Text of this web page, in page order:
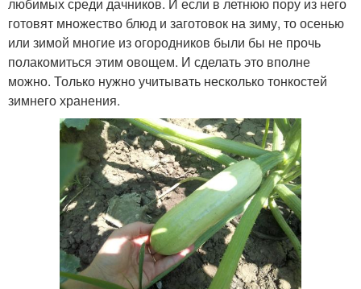
готовят множество блюд и заготовок на зиму, то осенью
или зимой многие из огородников были бы не прочь
полакомиться этим овощем. И сделать это вполне
можно. Только нужно учитывать несколько тонкостей
зимнего хранения.